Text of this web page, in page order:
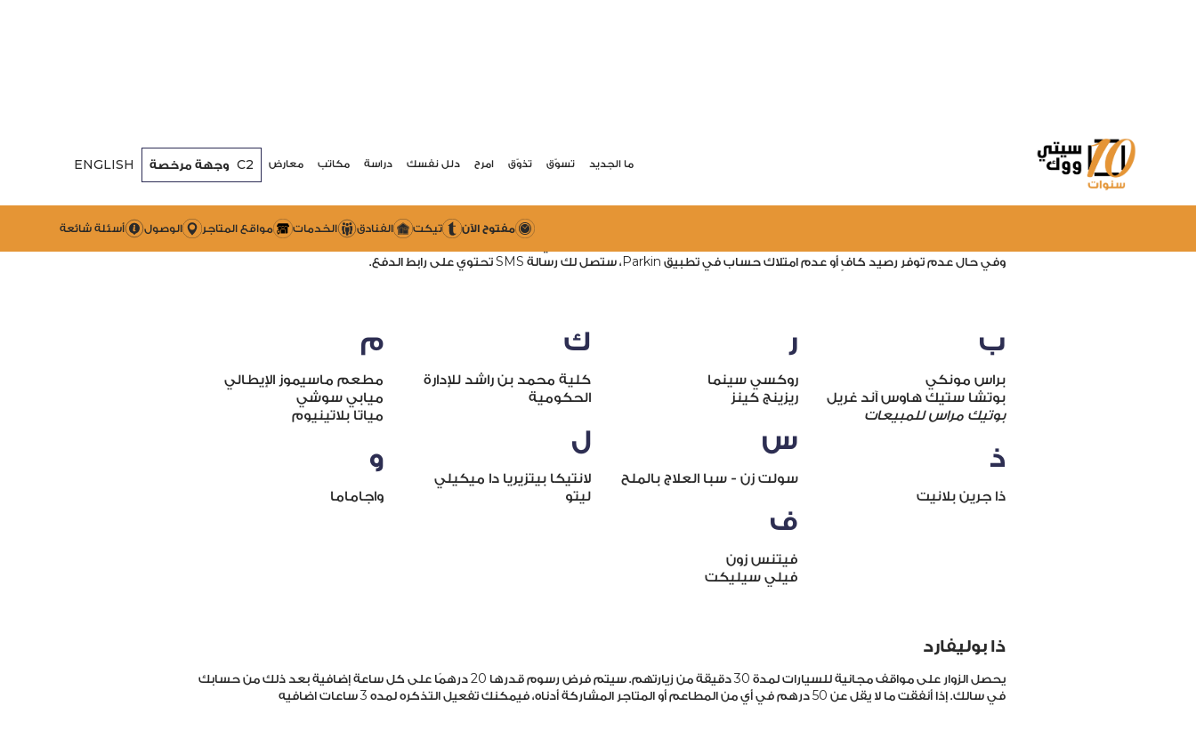
ما الجديد تسوّق تذوّق امرح دلل نفسك دراسة مكاتب معارض C2 وجهة مرخصة ENGLISH
مفتوح الآن تيكت الفنادق الخدمات مواقع المتاجر الوصول أسئلة شائعة
-الخطوة الأولى:الدخول بكل سهولة. اركنوا سيارتكم، دون تذاكر أو حواجز.
درهم على كل ساعة إضافية بعد ذلك.
وفي حال عدم توفر رصيد كافٍ أو عدم امتلاك حساب في تطبيق Parkin، ستصل لك رسالة SMS تحتوي على رابط الدفع.
ب
براس مونكي
بوتشا ستيك هاوس آند غريل
بوتيك مراس للمبيعات
ذ
ذا جرين بلانيت
ر
روكسي سينما
ريزينج كينز
س
سولت زن - سبا العلاج بالملح
ف
فيتنس زون
فيلي سيليكت
ك
كلية محمد بن راشد للإدارة
الحكومية
ل
لانتيكا بيتزيريا دا ميكيلي
ليتو
م
مطعم ماسيموز الإيطالي
ميابي سوشي
مياتا بلاتينيوم
و
واجاماما
ذا بوليفارد
يحصل الزوار على مواقف مجانية للسيارات لمدة 30دقيقة من زيارتهم. سيتم فرض رسوم قدرها 20 درهمًا على كل ساعة إضافية بعد ذلك من حسابك
في سالك. إذا أنفقت ما لا يقل عن 50 درهم في أي من المطاعم أو المتاجر المشاركة أدناه، فيمكنك تفعيل التذكره لمده 3ساعات اضافيه